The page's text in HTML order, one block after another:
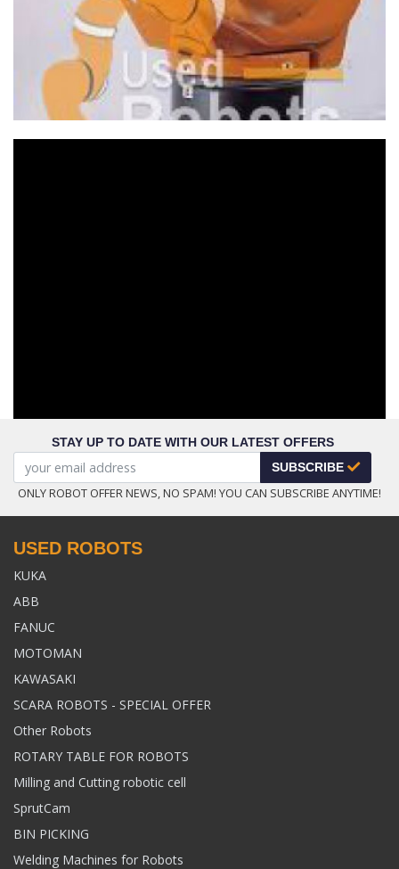
STAY UP TO DATE WITH OUR LATEST OFFERS
SUBSCRIBE
ONLY ROBOT OFFER NEWS, NO SPAM! YOU CAN SUBSCRIBE ANYTIME!
USED ROBOTS
KUKA
ABB
FANUC
MOTOMAN
KAWASAKI
SCARA ROBOTS - SPECIAL OFFER
Other Robots
ROTARY TABLE FOR ROBOTS
Milling and Cutting robotic cell
SprutCam
BIN PICKING
Welding Machines for Robots